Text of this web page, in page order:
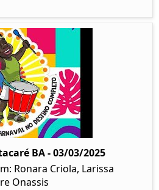
BA - 03/03/2025
Ronara Criola, Larissa
Onassis